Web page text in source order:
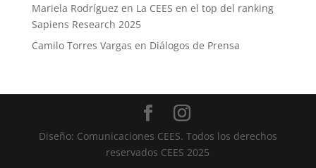
Mariela Rodríguez en La CEES en el top del ranking
Sapiens Research 2025
Camilo Torres Vargas en Diálogos de Prensa
Diseño: Comunicaciones CEES. Todos los derechos
reservados CEES 2025